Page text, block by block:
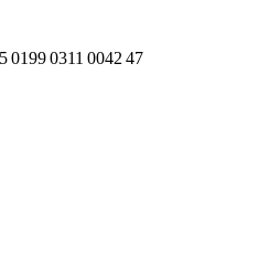
0311 0042 47